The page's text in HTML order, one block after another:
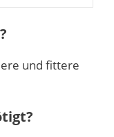
und fittere